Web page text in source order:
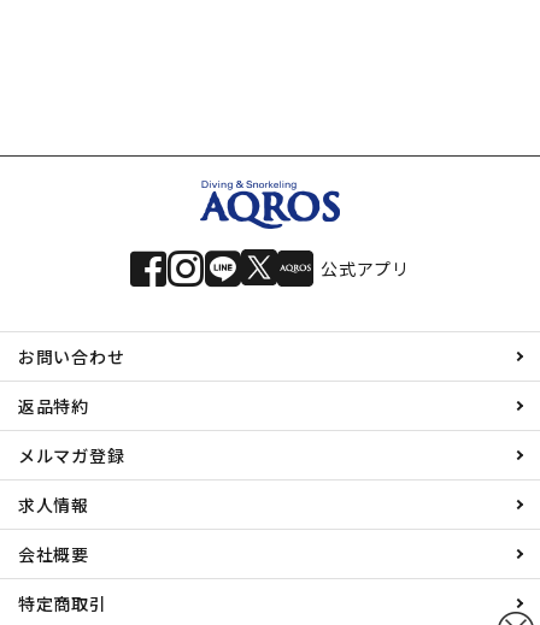
公式アプリ
お問い合わせ
返品特約
メルマガ登録
求人情報
会社概要
特定商取引